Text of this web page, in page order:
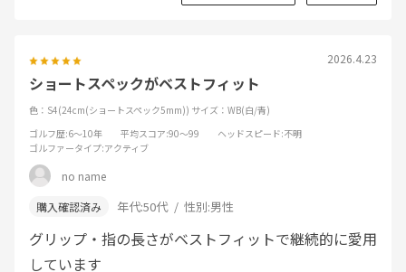
2026.4.23
ショートスペックがベストフィット
色：S4(24cm(ショートスペック5mm)) サイズ：WB(白/青)
ゴルフ歴:6～10年 平均スコア:90～99 ヘッドスピード:不明
ゴルファータイプ:アクティブ
no name
年代:50代 性別:男性
グリップ・指の長さがベストフィットで継続的に愛用
しています